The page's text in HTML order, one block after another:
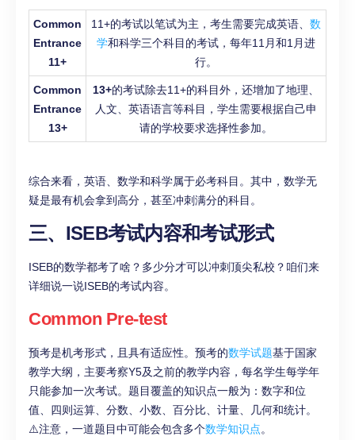
Common
Entrance
11+
11+的考试以笔试为主，考生需要完成英语、 数
学和科学三个科目的考试，每年11月和1月进
行。
Common
Entrance
13+
13+的考试除去11+的科目外，还增加了地理、
人文、英语语言等科目，学生需要根据自己申
请的学校要求选择性参加。
综合来看，英语、数学和科学属于必考科目。其中，数学无
疑是最有机会拿到高分，甚至冲刺满分的科目。
三、ISEB考试内容和考试形式
ISEB的数学都考了啥？多少分才可以冲刺顶尖私校？咱们来
详细说一说ISEB的考试内容。
Common Pre-test
预考是机考形式，且具有适应性。预考的数学试题基于国家
教学大纲，主要考察Y5及之前的教学内容，每名学生每学年
只能参加一次考试。题目覆盖的知识点一般为：数字和位
值、四则运算、分数、小数、百分比、计量、几何和统计。
⚠️注意，一道题目中可能会包含多个数学知识点。